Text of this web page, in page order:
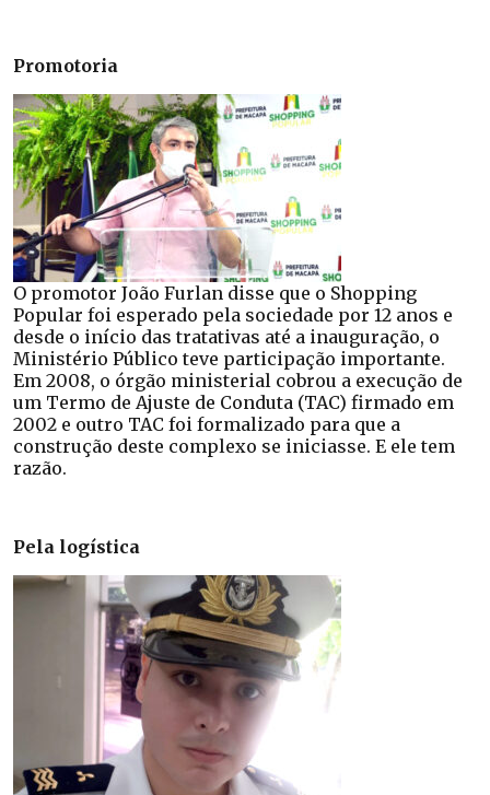
Promotoria
O promotor João Furlan disse que o Shopping
Popular foi esperado pela sociedade por 12 anos e
desde o início das tratativas até a inauguração, o
Ministério Público teve participação importante.
Em 2008, o órgão ministerial cobrou a execução de
um Termo de Ajuste de Conduta (TAC) firmado em
2002 e outro TAC foi formalizado para que a
construção deste complexo se iniciasse. E ele tem
razão.
Pela logística